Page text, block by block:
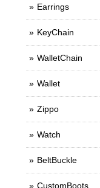
Earrings
KeyChain
WalletChain
Wallet
Zippo
Watch
BeltBuckle
CustomBoots